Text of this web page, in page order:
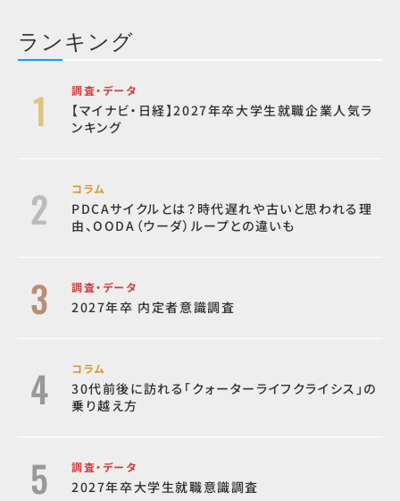
ランキング
調査・データ
【マイナビ・日経】2027年卒大学生就職企業人気ラ
ンキング
コラム
PDCAサイクルとは？時代遅れや古いと思われる理
由、OODA（ウーダ）ループとの違いも
調査・データ
2027年卒 内定者意識調査
コラム
30代前後に訪れる「クォーターライフクライシス」の
乗り越え方
調査・データ
2027年卒大学生就職意識調査